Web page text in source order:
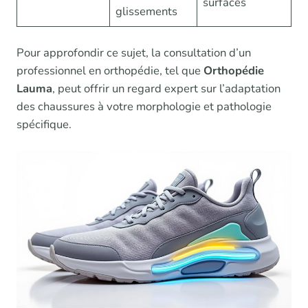
glissements
Pour approfondir ce sujet, la consultation d’un
professionnel en orthopédie, tel que Orthopédie
Lauma, peut offrir un regard expert sur l’adaptation
des chaussures à votre morphologie et pathologie
spécifique.